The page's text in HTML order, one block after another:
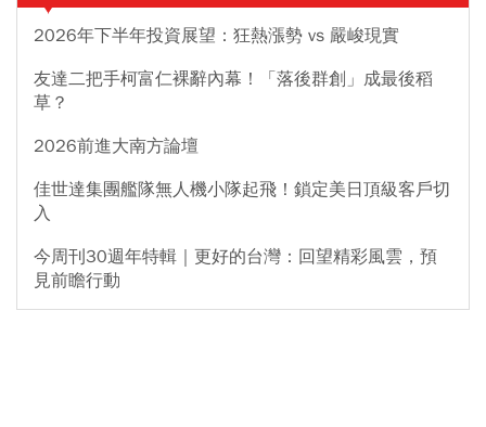
2026年下半年投資展望：狂熱漲勢 vs 嚴峻現實
友達二把手柯富仁裸辭內幕！「落後群創」成最後稻
草？
2026前進大南方論壇
佳世達集團艦隊無人機小隊起飛！鎖定美日頂級客戶切
入
今周刊30週年特輯｜更好的台灣：回望精彩風雲，預
見前瞻行動